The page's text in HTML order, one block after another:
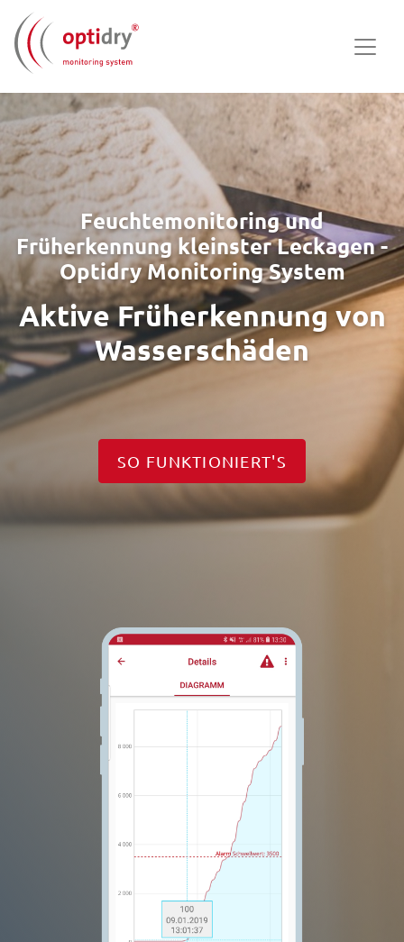
Feuchtemonitoring und
Früherkennung kleinster Leckagen -
Optidry Monitoring System
Aktive Früherkennung von
Wasserschäden
SO FUNKTIONIERT'S